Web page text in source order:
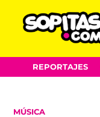
Skip
to
REPORTAJES
POSTED
MÚSICA